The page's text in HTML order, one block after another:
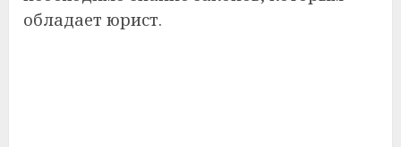
обладает юрист.